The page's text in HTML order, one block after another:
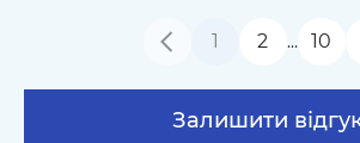
Залишити
1 2 … 10